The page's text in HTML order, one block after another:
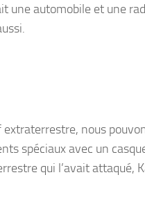
une automobile et une
nous
spéciaux avec un
qui l’avait attaqué,